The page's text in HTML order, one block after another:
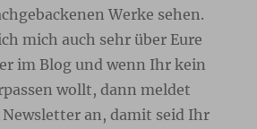
Werke sehen.
mich auch sehr über Eure
im Blog und wenn Ihr kein
wollt, dann meldet
Newsletter an, damit seid Ihr